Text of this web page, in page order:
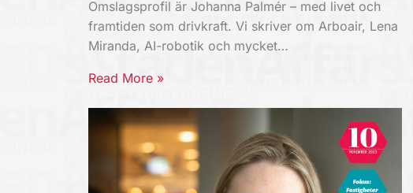
Omslagsprofil är Johanna Palmér – med livet och
framtiden som drivkraft. Vi skriver om Arboair, Lena
Miranda, AI-robotik och mycket…
Read More »